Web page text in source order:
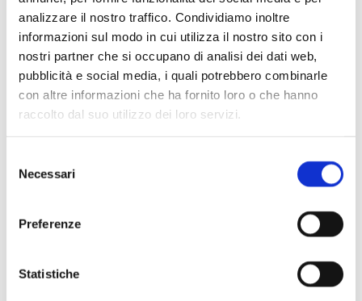
analizzare il nostro traffico. Condividiamo inoltre
informazioni sul modo in cui utilizza il nostro sito con i
nostri partner che si occupano di analisi dei dati web,
pubblicità e social media, i quali potrebbero combinarle
con altre informazioni che ha fornito loro o che hanno
raccolto dal suo utilizzo dei loro servizi.
delNecessari
Preferenze
Statistiche
composto uniforme.
Formate i fagottini
Srotolate la pasta sfoglia e dividetela
in 6-8 quadrati, a seconda della
quadrato
, poi
portando gli angoli verso il
Disponete i fagottini su una teglia